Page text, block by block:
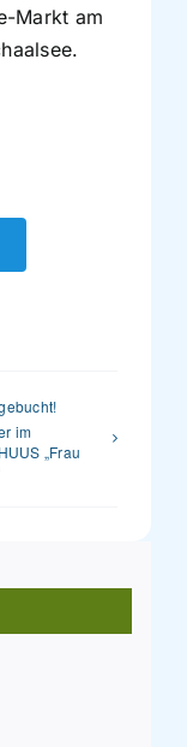
Markt am
im
„Frau